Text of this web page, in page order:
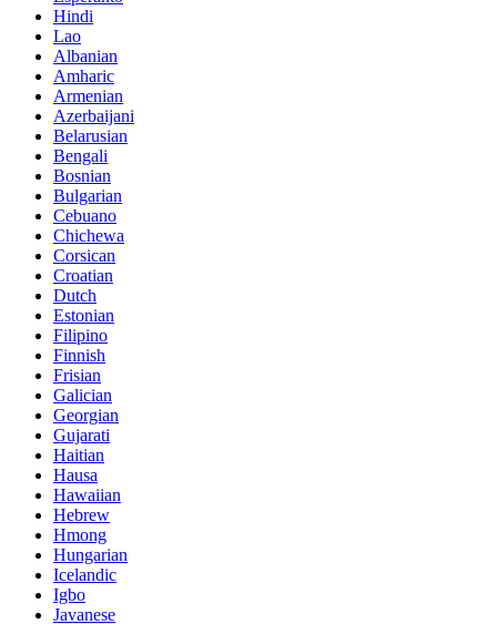
Hindi
Lao
Albanian
Amharic
Armenian
Azerbaijani
Belarusian
Bengali
Bosnian
Bulgarian
Cebuano
Chichewa
Corsican
Croatian
Dutch
Estonian
Filipino
Finnish
Frisian
Galician
Georgian
Gujarati
Haitian
Hausa
Hawaiian
Hebrew
Hmong
Hungarian
Icelandic
Igbo
Javanese